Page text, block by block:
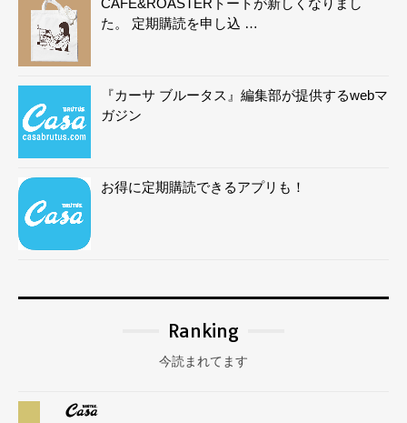
CAFE&ROASTERトートが新しくなりまし
た。 定期購読を申し込 …
『カーサ ブルータス』編集部が提供するwebマ
ガジン
お得に定期購読できるアプリも！
Ranking
今読まれてます